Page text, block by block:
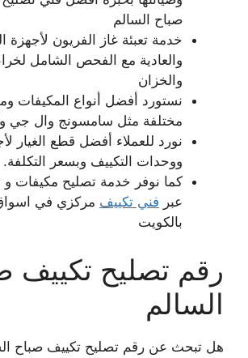
صباح السالم
خدمة تعبئة غاز الفريون لأجهزة
والعادية مع الفحص الشامل
والخزان
نستورد أفضل أنواع المكيفات
مختلفة مثل سامسونج وال جي
نورد للعملاء أفضل قطع الغيار
ووحدات التكييف وبسعر التكلفة.
كما نوفر خدمة تصليح مكيفات و
عبر فني تكييف مركزي في
بالكويت
رقم تصليح تكييف
السالم
هل تبحث عن رقم تصليح تكييف صباح